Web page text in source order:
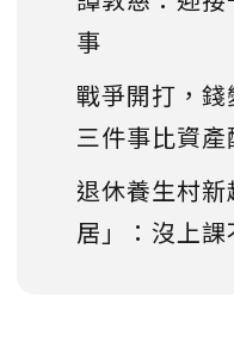
事
戰爭開打，
三件事比資產
退休養生村
居」：沒上